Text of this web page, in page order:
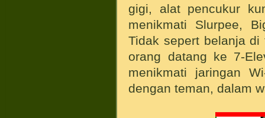
gigi, alat pencukur
menikmati Slurpee,
Tidak sepert belanja
orang datang ke 7-
menikmati jaringan
dengan teman, dalam